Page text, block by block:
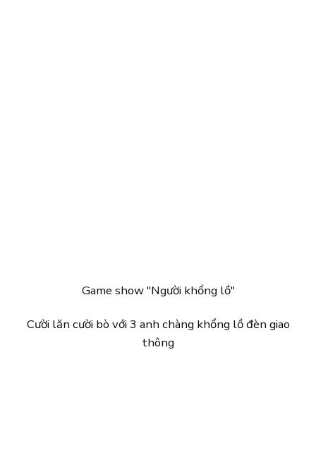
Game show "Người khổng lồ"
Cười lăn cười bò với 3 anh chàng khổng lồ đèn giao
thông